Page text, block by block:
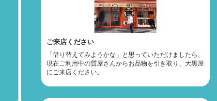
ご来店ください
「借り替えてみようかな」と思っていただけましたら、
現在ご利用中の質屋さんからお品物を引き取り、大黒屋
にご来店ください。